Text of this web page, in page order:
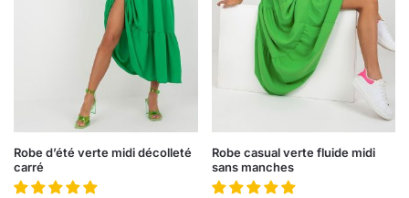
Robe d’été verte midi décolleté
carré
Robe casual verte fluide midi
sans manches